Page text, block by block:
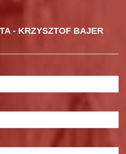
- KRZYSZTOF BAJER